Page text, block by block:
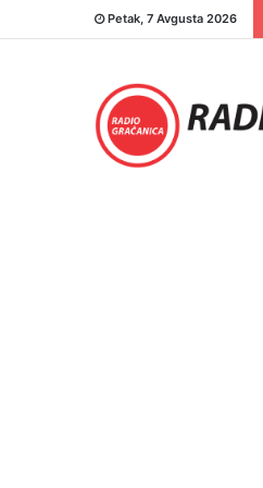
Petak, 7 Avgusta 2026